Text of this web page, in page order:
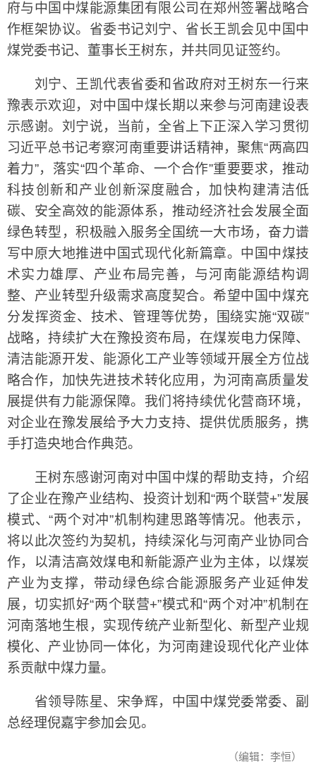
府与中国中煤能源集团有限公司在郑州签署战略合
作框架协议。省委书记刘宁、省长王凯会见中国中
煤党委书记、董事长王树东，并共同见证签约。
刘宁、王凯代表省委和省政府对王树东一行来
豫表示欢迎，对中国中煤长期以来参与河南建设表
示感谢。刘宁说，当前，全省上下正深入学习贯彻
习近平总书记考察河南重要讲话精神，聚焦“两高四
着力”，落实“四个革命、一个合作”重要要求，推动
科技创新和产业创新深度融合，加快构建清洁低
碳、安全高效的能源体系，推动经济社会发展全面
绿色转型，积极融入服务全国统一大市场，奋力谱
写中原大地推进中国式现代化新篇章。中国中煤技
术实力雄厚、产业布局完善，与河南能源结构调
整、产业转型升级需求高度契合。希望中国中煤充
分发挥资金、技术、管理等优势，围绕实施“双碳”
战略，持续扩大在豫投资布局，在煤炭电力保障、
清洁能源开发、能源化工产业等领域开展全方位战
略合作，加快先进技术转化应用，为河南高质量发
展提供有力能源保障。我们将持续优化营商环境，
对企业在豫发展给予大力支持、提供优质服务，携
手打造央地合作典范。
王树东感谢河南对中国中煤的帮助支持，介绍
了企业在豫产业结构、投资计划和“两个联营+”发展
模式、“两个对冲”机制构建思路等情况。他表示，
将以此次签约为契机，持续深化与河南产业协同合
作，以清洁高效煤电和新能源产业为主体，以煤炭
产业为支撑，带动绿色综合能源服务产业延伸发
展，切实抓好“两个联营+”模式和“两个对冲”机制在
河南落地生根，实现传统产业新型化、新型产业规
模化、产业协同一体化，为河南建设现代化产业体
系贡献中煤力量。
省领导陈星、宋争辉，中国中煤党委常委、副
总经理倪嘉宇参加会见。
（编辑：李恒）